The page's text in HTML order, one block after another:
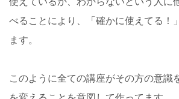
べることにより、「確かに使えてる！
ます。
このように全ての講座がその方の意識